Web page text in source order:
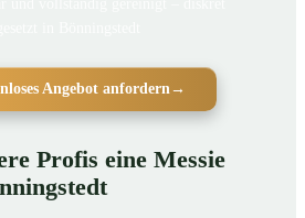
Angebot anfordern→
Profis eine Messie